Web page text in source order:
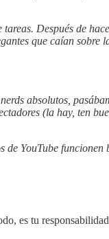
Después de
que caían sobre
absolutos,
(la hay, ten
de YouTube funcionen
es tu